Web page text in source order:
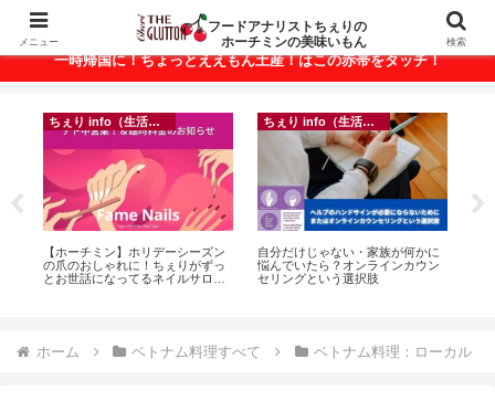
ベトナム・ホーチミンの美味いもんが満載！
一時帰国に！ちょっとええもん土産！はこの赤帯をタッチ！
ちぇり info（生活情報）
【ホーチミン】ホリデーシーズン
の爪のおしゃれに！ちぇりがずっ
とお世話になってるネイルサロン
ちぇり info（生活情報）
自分だけじゃない・家族が何かに
悩んでいたら？オンラインカウン
セリングという選択肢
ホーム ベトナム料理すべて ベトナム料理：ローカル
メニュー
フードアナリストちぇりの
ホーチミンの美味いもん
検索